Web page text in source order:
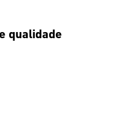
qualidade